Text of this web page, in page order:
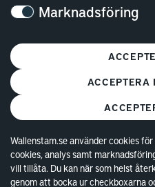
Marknadsföring
ACCEPTERA
Wallenstam.se använder cookies
cookies, analys samt
vill tillåta. Du kan när som helst
genom att bocka ur checkboxarna
© Copyright 2026
Behandling av